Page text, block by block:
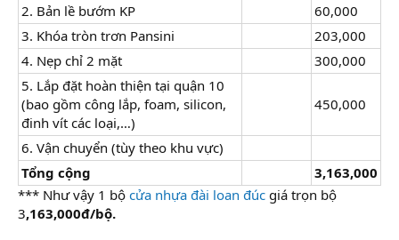
2. Bản lề bướm KP
60,000
3. Khóa tròn trơn Pansini
203,000
4. Nẹp chỉ 2 mặt
300,000
5. Lắp đặt hoàn thiện tại quận 10
(bao gồm công lắp, foam, silicon,
đinh vít các loại,…)
450,000
6. Vận chuyển (tùy theo khu vực)
Tổng cộng
3,163,000
*** Như vậy 1 bộ cửa nhựa đài loan đúc giá trọn bộ
3,163,000đ/bộ.